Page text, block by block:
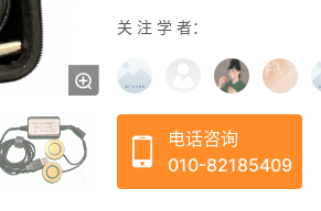
关 注 学 者：
电话咨询
010-82185409